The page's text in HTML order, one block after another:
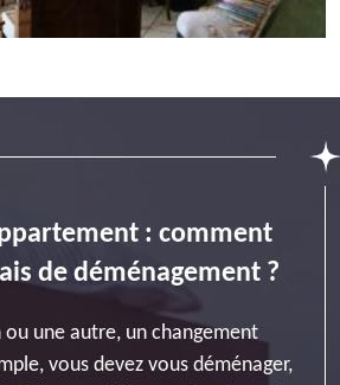
: comment
de déménagement ?
ou une autre, un changement
vous devez vous déménager,